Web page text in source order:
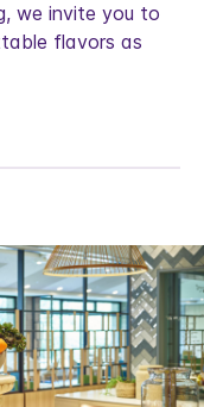
we invite you to
flavors as